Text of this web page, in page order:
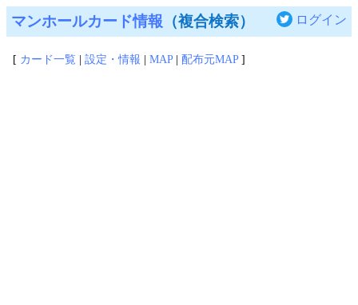
マンホールカード情報 （複合検索） ログイン
[ カード一覧 設定・情報 MAP| 配布元MAP]